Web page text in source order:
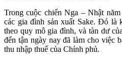
Trong cuộc chiến Nga – Nhật
các gia đình sản xuất Sake. Đó là
theo quy mô gia đình, và tàn dư
đển tận ngày nay đã làm cho việc
thu nhập thuế của Chính phủ.